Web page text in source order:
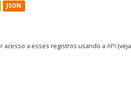
JSON
acesso a esses registros usando a API (veja